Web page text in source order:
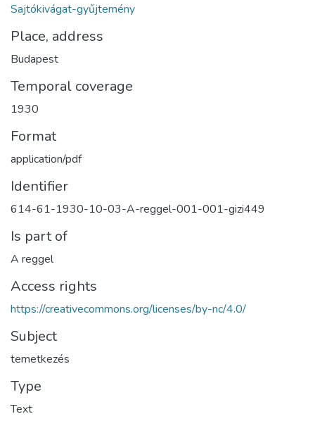
Sajtókivágat-gyűjtemény
Place, address
Budapest
Temporal coverage
1930
Format
application/pdf
Identifier
614-61-1930-10-03-A-reggel-001-001-gizi449
Is part of
A reggel
Access rights
https://creativecommons.org/licenses/by-nc/4.0/
Subject
temetkezés
Type
Text